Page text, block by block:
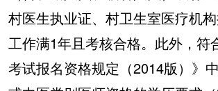
村医生执业证、村卫生室医疗机构
工作满1年且考核合格。此外，符
考试报名资格规定（2014版）》